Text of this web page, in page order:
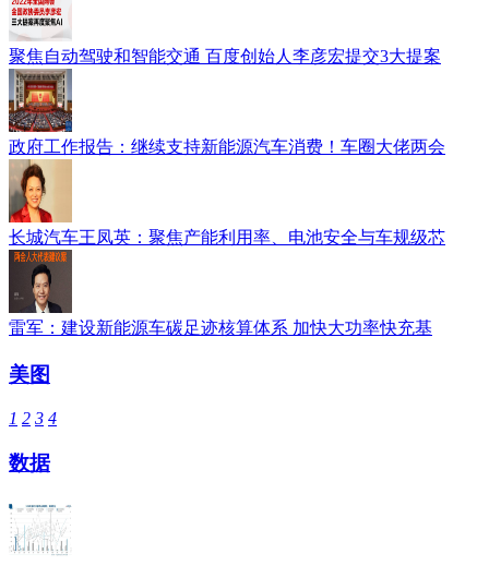
聚焦自动驾驶和智能交通 百度创始人李彦宏提交3大提案
政府工作报告：继续支持新能源汽车消费！车圈大佬两会
长城汽车王凤英：聚焦产能利用率、电池安全与车规级芯
雷军：建设新能源车碳足迹核算体系 加快大功率快充基
美图
1 2 3 4
数据